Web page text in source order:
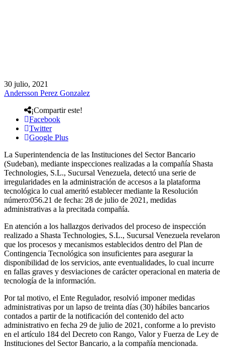
30 julio, 2021
Andersson Perez Gonzalez
¡Compartir este!
Facebook
Twitter
Google Plus
La Superintendencia de las Instituciones del Sector Bancario
(Sudeban), mediante inspecciones realizadas a la compañía Shasta
Technologies, S.L., Sucursal Venezuela, detectó una serie de
irregularidades en la administración de accesos a la plataforma
tecnológica lo cual ameritó establecer mediante la Resolución
número:056.21 de fecha: 28 de julio de 2021, medidas
administrativas a la precitada compañía.
En atención a los hallazgos derivados del proceso de inspección
realizado a Shasta Technologies, S.L., Sucursal Venezuela revelaron
que los procesos y mecanismos establecidos dentro del Plan de
Contingencia Tecnológica son insuficientes para asegurar la
disponibilidad de los servicios, ante eventualidades, lo cual incurre
en fallas graves y desviaciones de carácter operacional en materia de
tecnología de la información.
Por tal motivo, el Ente Regulador, resolvió imponer medidas
administrativas por un lapso de treinta días (30) hábiles bancarios
contados a partir de la notificación del contenido del acto
administrativo en fecha 29 de julio de 2021, conforme a lo previsto
en el artículo 184 del Decreto con Rango, Valor y Fuerza de Ley de
Instituciones del Sector Bancario, a la compañía mencionada.